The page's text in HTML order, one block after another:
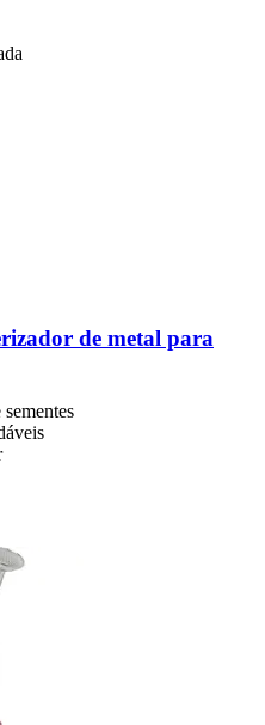
de metal para